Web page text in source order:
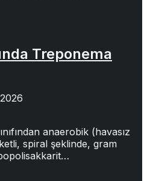
Treponema
anaerobik (havasız
spiral şeklinde, gram